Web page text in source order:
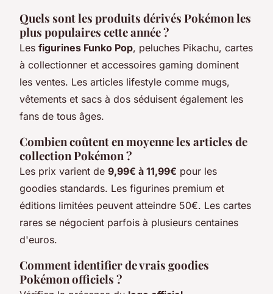
Quels sont les produits dérivés Pokémon les
plus populaires cette année ?
Les figurines Funko Pop, peluches Pikachu, cartes
à collectionner et accessoires gaming dominent
les ventes. Les articles lifestyle comme mugs,
vêtements et sacs à dos séduisent également les
fans de tous âges.
Combien coûtent en moyenne les articles de
collection Pokémon ?
Les prix varient de 9,99€ à 11,99€ pour les
goodies standards. Les figurines premium et
éditions limitées peuvent atteindre 50€. Les cartes
rares se négocient parfois à plusieurs centaines
d'euros.
Comment identifier de vrais goodies
Pokémon officiels ?